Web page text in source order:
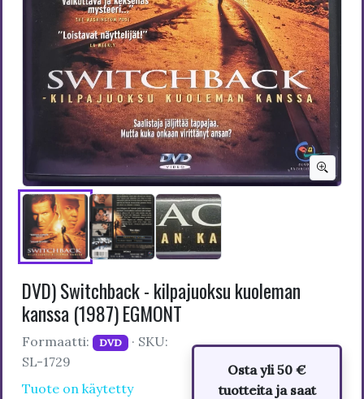
DVD) Switchback - kilpajuoksu kuoleman
kanssa (1987) EGMONT
Formaatti: DVD · SKU:
SL-1729
Tuote on käytetty
Osta yli 50 €
tuotteita ja saat